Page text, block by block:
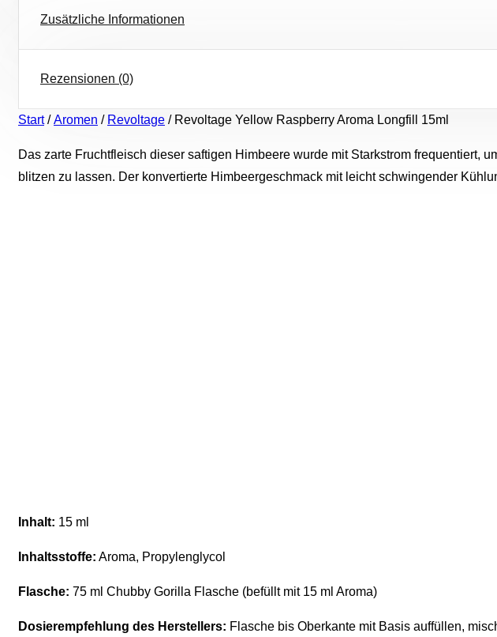
Zusätzliche Informationen
Rezensionen (0)
Start/Aromen / Revoltage / Revoltage Yellow Raspberry Aroma Longfill 15ml
Das zarte Fruchtfleisch dieser saftigen Himbeere wurde mit Starkstrom frequentiert,
blitzen zu lassen. Der konvertierte Himbeergeschmack mit leicht schwingender
Inhalt: 15 ml
Inhaltsstoffe: Aroma, Propylenglycol
Flasche: 75 ml Chubby Gorilla Flasche (befüllt mit 15 ml Aroma)
Dosierempfehlung des Herstellers: Flasche bis Oberkante mit Basis auffüllen,